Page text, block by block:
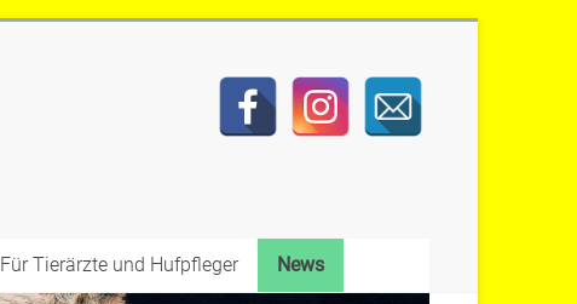
Für Tierärzte und Hufpfleger News